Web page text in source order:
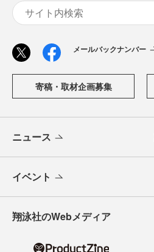
メールバックナンバー
寄稿・取材企画募集
ニュース
イベント
翔泳社のWebメディア